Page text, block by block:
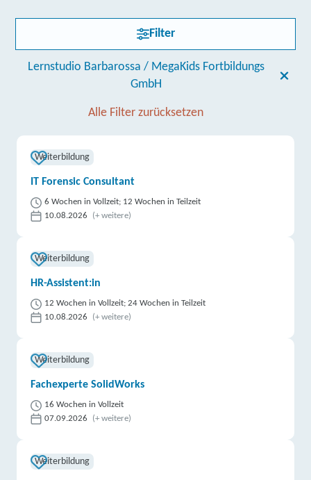
Filter
Lernstudio Barbarossa / MegaKids Fortbildungs
GmbH
Alle Filter zurücksetzen
Weiterbildung
IT Forensic Consultant
6 Wochen in Vollzeit; 12 Wochen in Teilzeit
10.08.2026
(+ weitere)
Weiterbildung
HR-Assistent:in
12 Wochen in Vollzeit; 24 Wochen in Teilzeit
10.08.2026
(+ weitere)
Weiterbildung
Fachexperte SolidWorks
16 Wochen in Vollzeit
07.09.2026
(+ weitere)
Weiterbildung